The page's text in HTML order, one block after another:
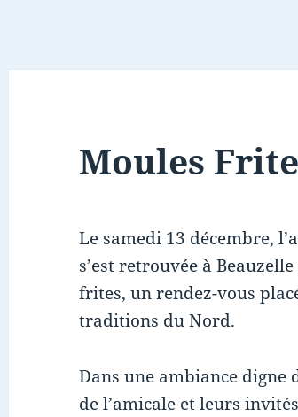
Moules
Le samedi 13 décembre,
s’est retrouvée à
frites, un rendez-vous
traditions du Nord.
Dans une ambiance digne
de l’amicale et leurs